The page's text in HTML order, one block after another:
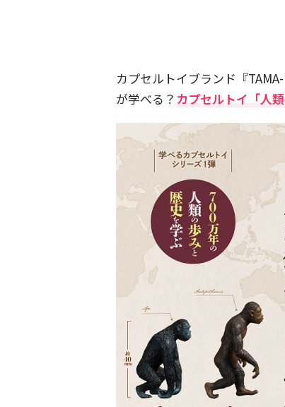
カプセルトイブランド『
が学べる？ カプセルトイ「人類